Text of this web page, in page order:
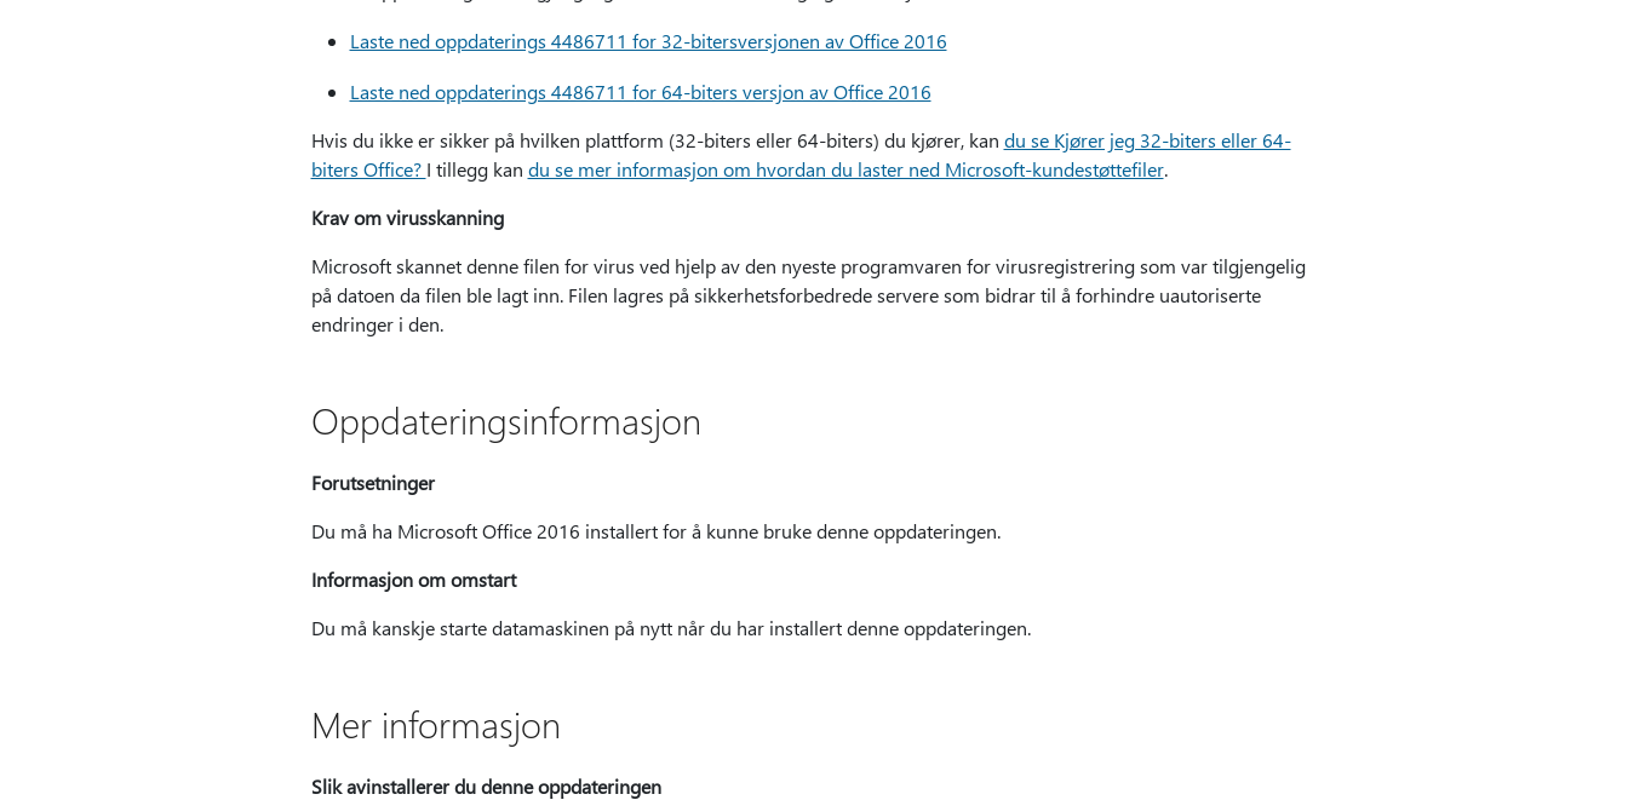
Laste ned oppdaterings 4486711 for 32-bitersversjonen av Office 2016
Laste ned oppdaterings 4486711 for 64-biters versjon av Office 2016
Hvis du ikke er sikker på hvilken plattform (32-biters eller 64-biters) du kjører, kan du se Kjører jeg 32-biters eller 64-
biters Office? I tillegg kan du se mer informasjon om hvordan du laster ned Microsoft-kundestøttefiler.
Krav om virusskanning
Microsoft skannet denne filen for virus ved hjelp av den nyeste programvaren for virusregistrering som var tilgjengelig
på datoen da filen ble lagt inn. Filen lagres på sikkerhetsforbedrede servere som bidrar til å forhindre uautoriserte
endringer i den.
Oppdateringsinformasjon
Forutsetninger
Du må ha Microsoft Office 2016 installert for å kunne bruke denne oppdateringen.
Informasjon om omstart
Du må kanskje starte datamaskinen på nytt når du har installert denne oppdateringen.
Mer informasjon
Slik avinstallerer du denne oppdateringen